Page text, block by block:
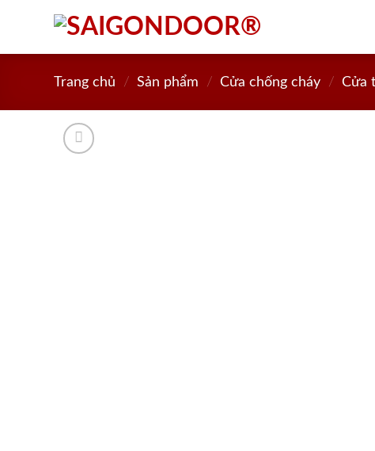
Trang chủ / Sản phẩm / Cửa chống cháy / Cửa